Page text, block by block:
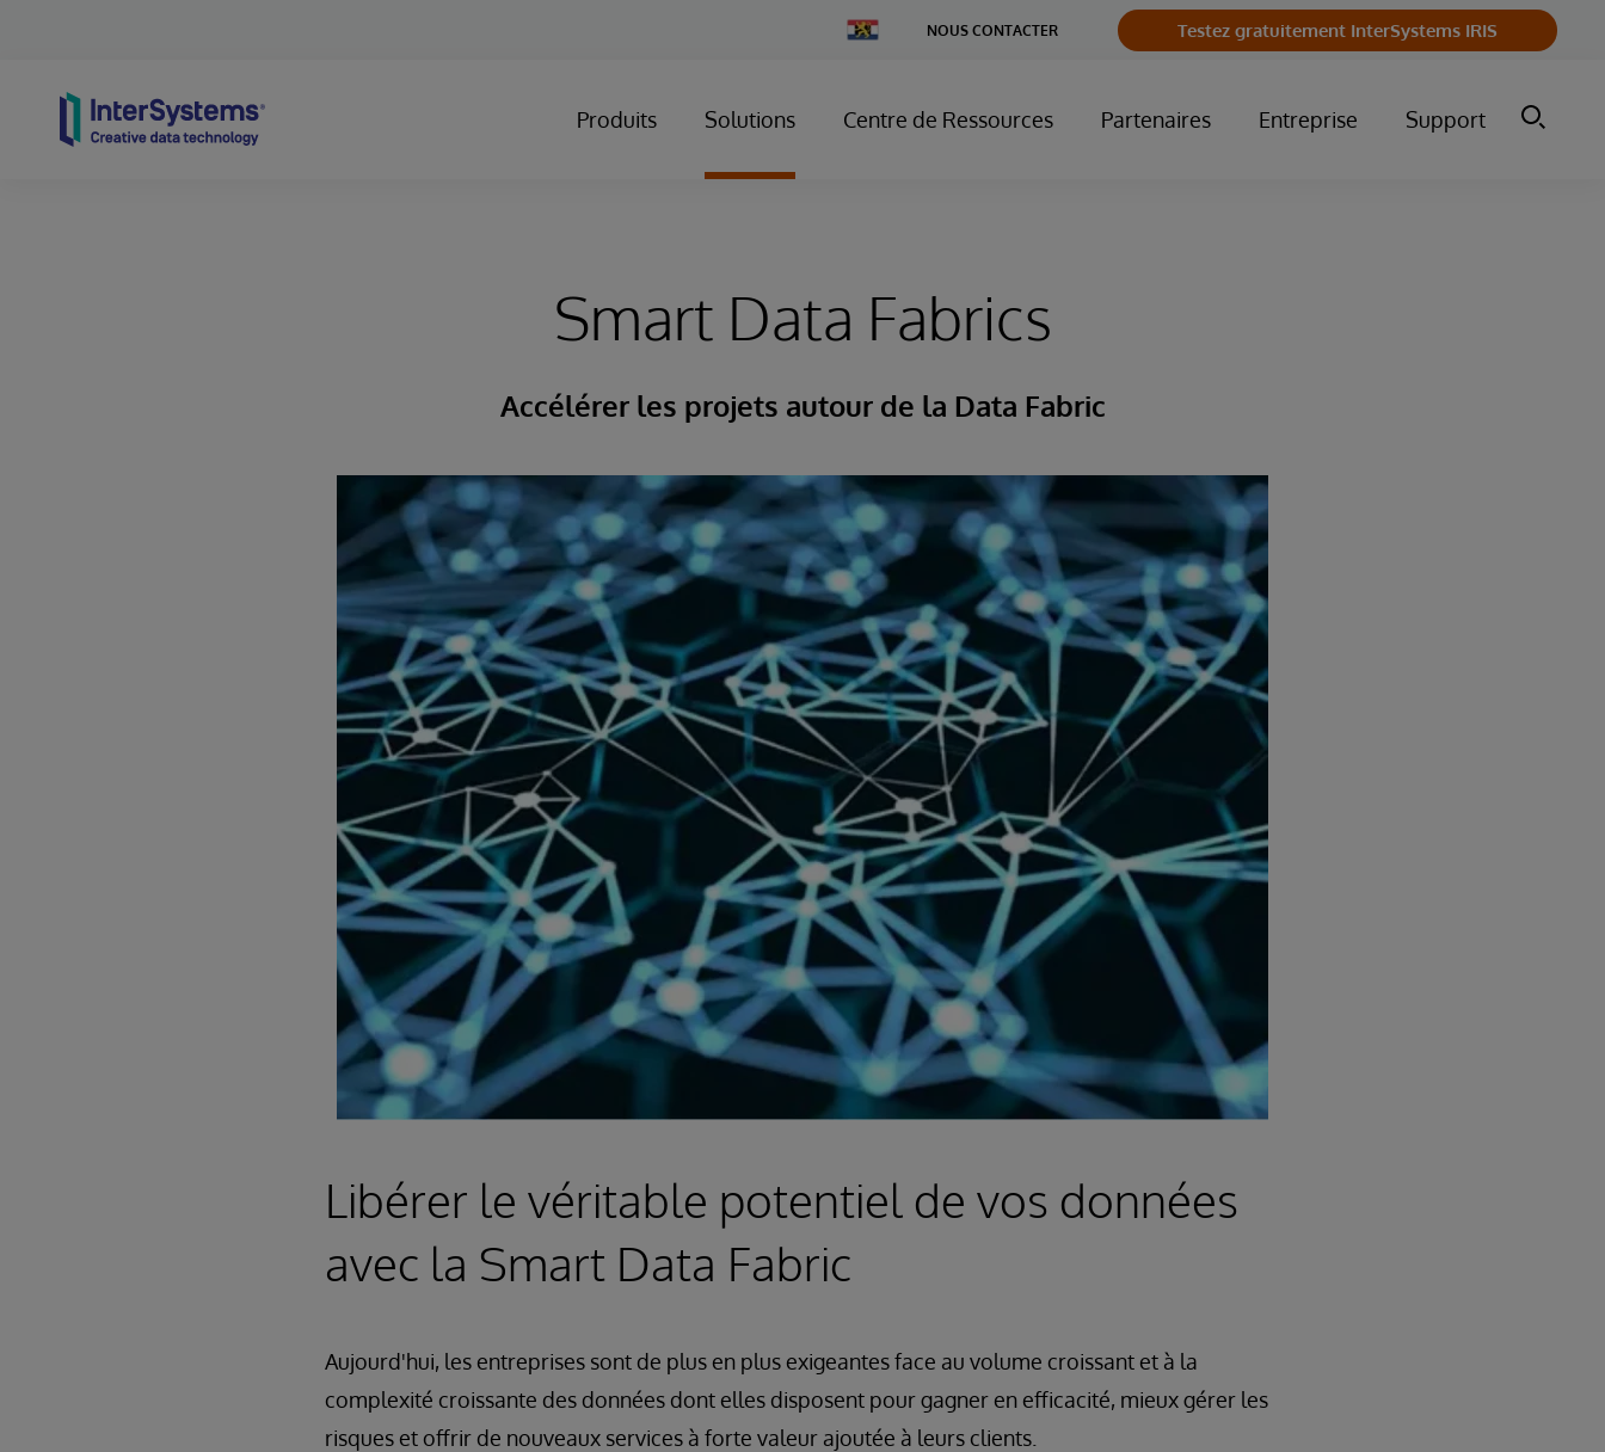
Change
Country
NOUS CONTACTER Testez gratuitement InterSystems IRIS
Produits Solutions Centre de Ressources Partenaires Entreprise Support
Smart Data Fabrics
Accélérer les projets autour de la Data Fabric
Libérer le véritable potentiel de vos données
avec la Smart Data Fabric
Aujourd'hui, les entreprises sont de plus en plus exigeantes face au volume croissant et à la
complexité croissante des données dont elles disposent pour gagner en efficacité, mieux gérer les
risques et offrir de nouveaux services à forte valeur ajoutée à leurs clients.